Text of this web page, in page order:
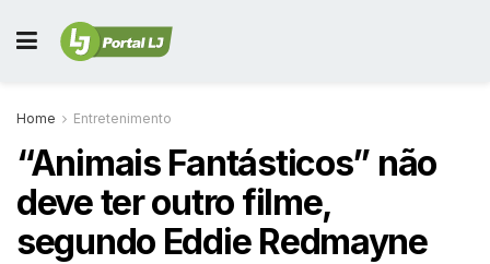
Home Entretenimento
“Animais Fantásticos” não
deve ter outro filme,
segundo Eddie Redmayne